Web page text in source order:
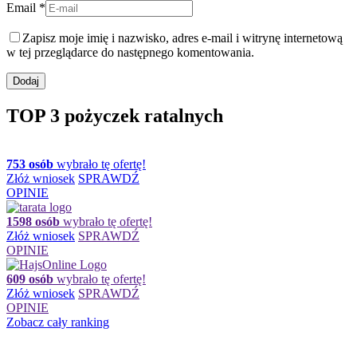
Email *
Zapisz moje imię i nazwisko, adres e-mail i witrynę internetową
w tej przeglądarce do następnego komentowania.
TOP 3 pożyczek ratalnych
753 osób wybrało tę ofertę!
Złóż wniosek SPRAWDŹ
OPINIE
1598 osób wybrało tę ofertę!
Złóż wniosek SPRAWDŹ
OPINIE
609 osób wybrało tę ofertę!
Złóż wniosek SPRAWDŹ
OPINIE
Zobacz cały ranking